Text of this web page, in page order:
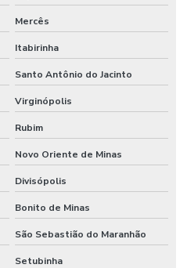
Mercês
Itabirinha
Santo Antônio do Jacinto
Virginópolis
Rubim
Novo Oriente de Minas
Divisópolis
Bonito de Minas
São Sebastião do Maranhão
Setubinha